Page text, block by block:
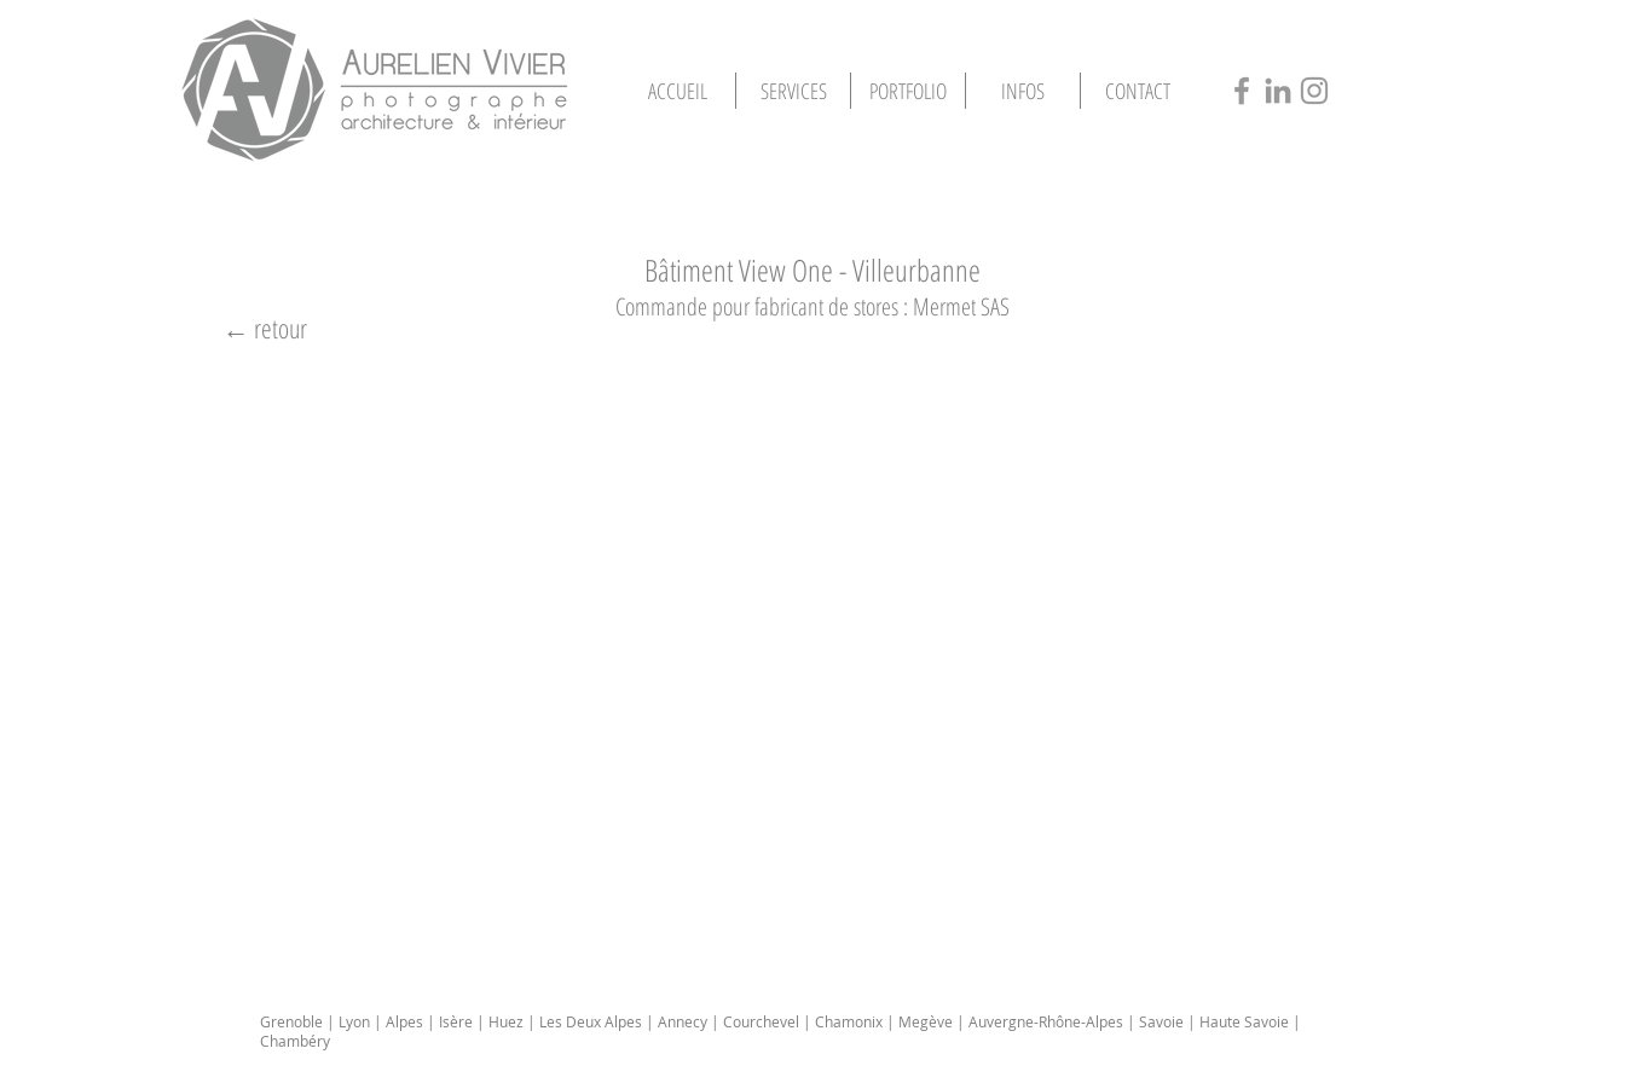
ACCUEIL SERVICES PORTFOLIO INFOS CONTACT
← retour
Bâtiment View One - Villeurbanne
Commande pour fabricant de stores : Mermet SAS
Grenoble | Lyon | Alpes | Isère | Huez | Les Deux Alpes | Annecy | Courchevel | Chamonix | Megève | Auvergne-Rhône-Alpes | Savoie | Haute Savoie |
Chambéry